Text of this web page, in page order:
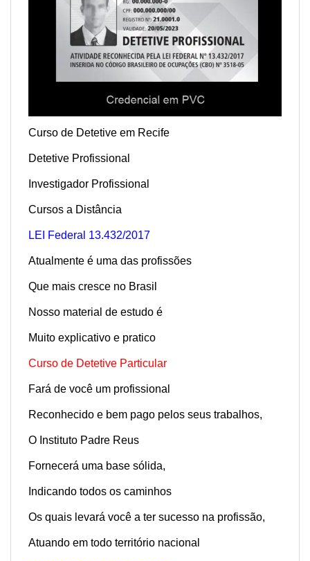
Curso de Detetive em Recife
Detetive Profissional
Investigador Profissional
Cursos a Distância
LEI Federal 13.432/2017
Atualmente é uma das profissões
Que mais cresce no Brasil
Nosso material de estudo é
Muito explicativo e pratico
Curso de Detetive Particular
Fará de você um profissional
Reconhecido e bem pago pelos seus trabalhos,
O Instituto Padre Reus
Fornecerá uma base sólida,
Indicando todos os caminhos
Os quais levará você a ter sucesso na profissão,
Atuando em todo território nacional